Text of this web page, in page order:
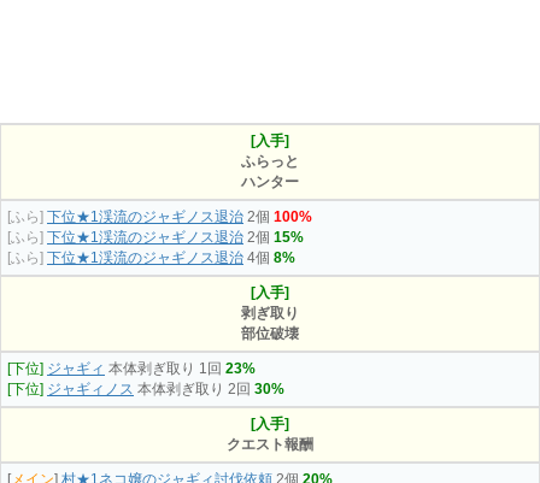
[入手]
ふらっと
ハンター
[ふら] 下位★1渓流のジャギノス退治 2個 100%
[ふら] 下位★1渓流のジャギノス退治 2個 15%
[ふら] 下位★1渓流のジャギノス退治 4個 8%
[入手]
剥ぎ取り
部位破壊
[下位] ジャギィ 本体剥ぎ取り 1回 23%
[下位] ジャギィノス 本体剥ぎ取り 2回 30%
[入手]
クエスト報酬
[メイン] 村★1ネコ嬢のジャギィ討伐依頼 2個 20%